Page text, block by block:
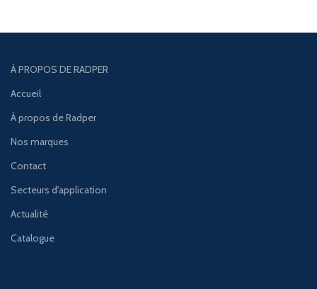
À PROPOS DE RADPER
Accueil
À propos de Radper
Nos marques
Contact
Secteurs d'application
Actualité
Catalogue